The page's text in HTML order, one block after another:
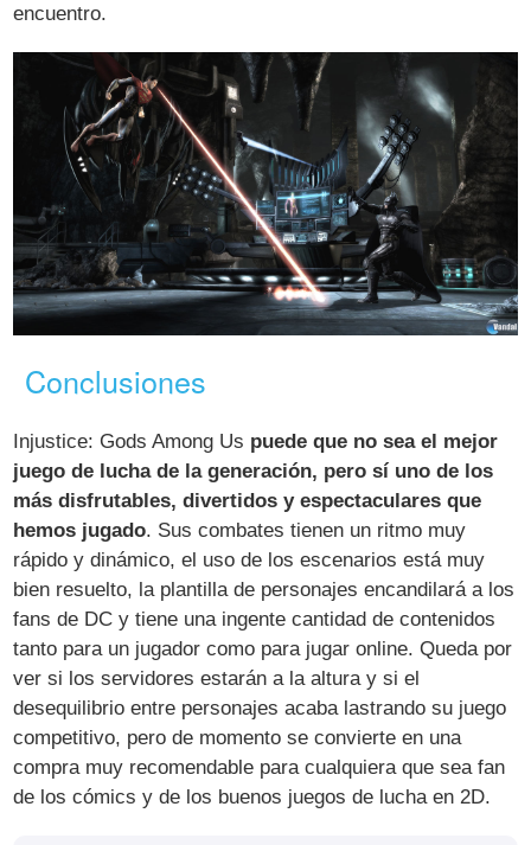
encuentro.
Conclusiones
Injustice: Gods Among Us puede que no sea el mejor
juego de lucha de la generación, pero sí uno de los
más disfrutables, divertidos y espectaculares que
hemos jugado. Sus combates tienen un ritmo muy
rápido y dinámico, el uso de los escenarios está muy
bien resuelto, la plantilla de personajes encandilará a los
fans de DC y tiene una ingente cantidad de contenidos
tanto para un jugador como para jugar online. Queda por
ver si los servidores estarán a la altura y si el
desequilibrio entre personajes acaba lastrando su juego
competitivo, pero de momento se convierte en una
compra muy recomendable para cualquiera que sea fan
de los cómics y de los buenos juegos de lucha en 2D.